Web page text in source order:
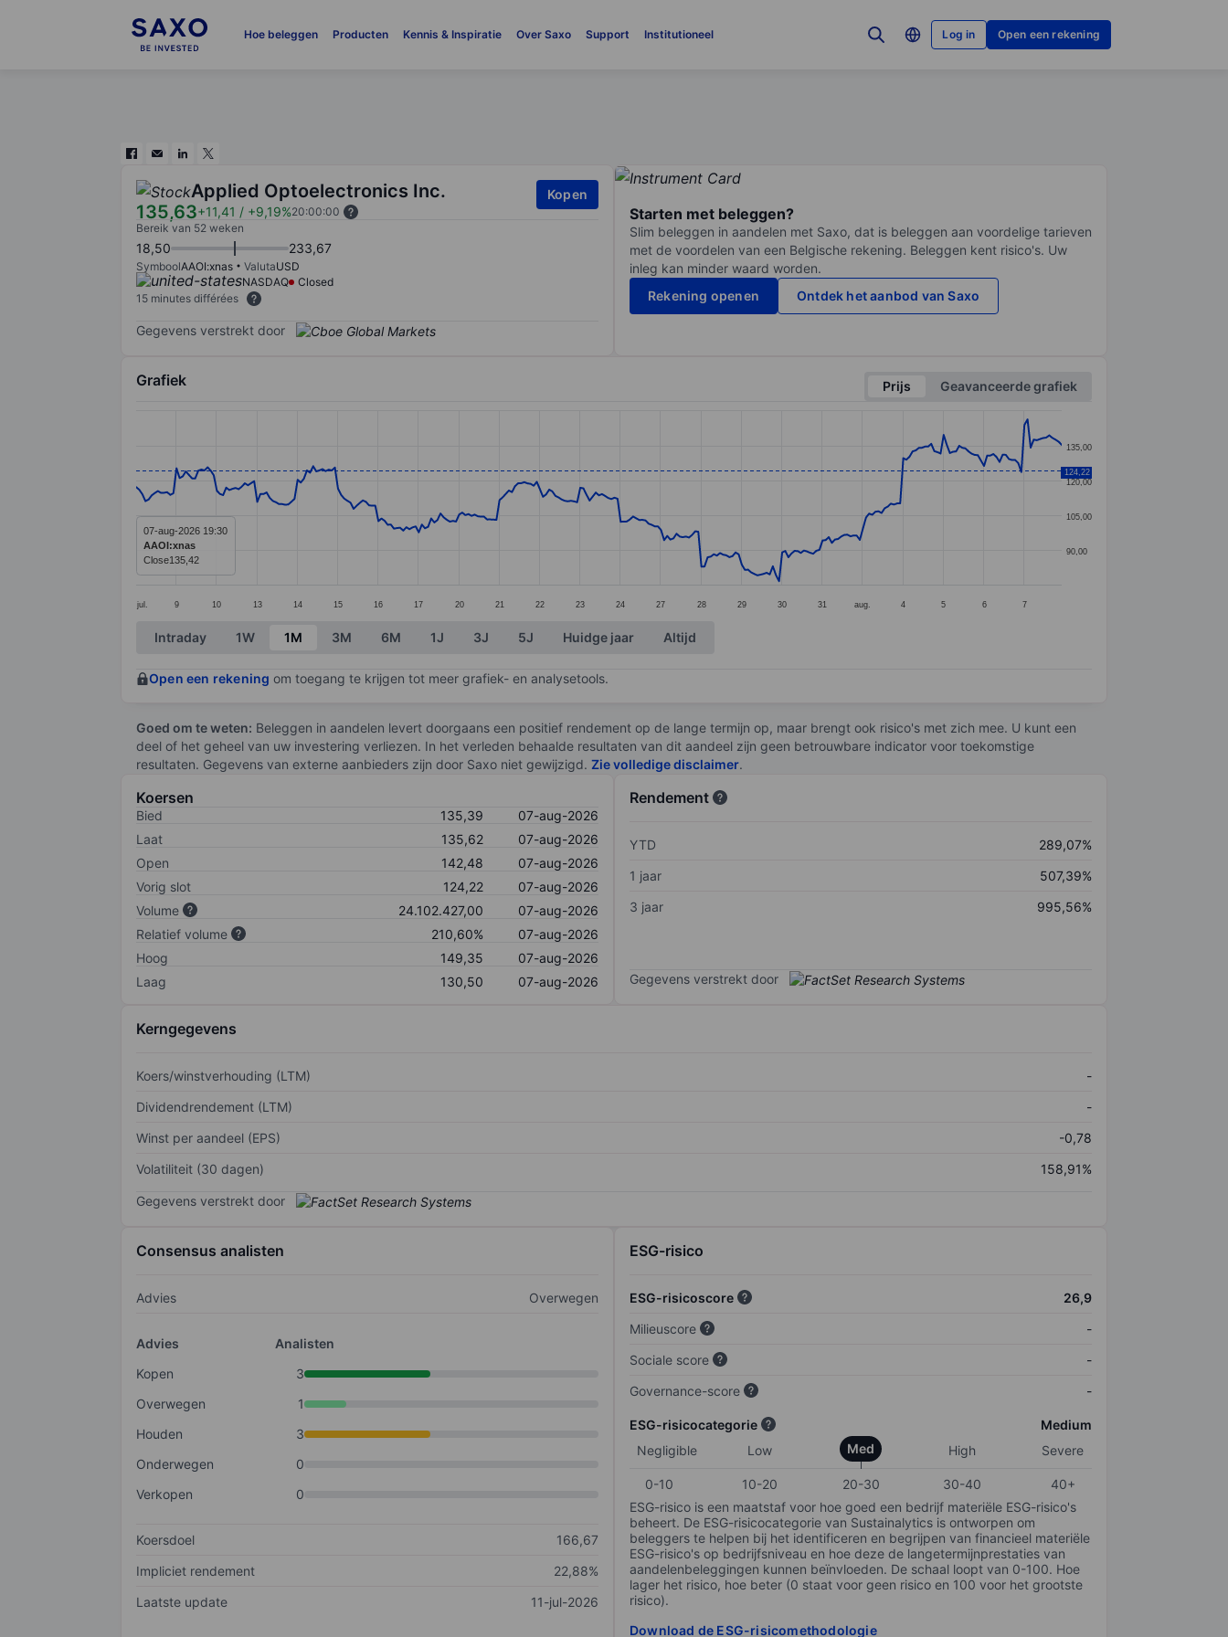
Hoe beleggen Producten Kennis & Inspiratie Over Saxo Support Institutioneel Log in Open een rekening
Applied Optoelectronics Inc.
135,63+11,41 / +9,19%20:00:00
Kopen
Bereik van 52 weken
18,50 233,67
SymboolAAOI:xnas ValutaUSD
NASDAQ
Closed
15 minutes différées
Gegevens verstrekt door
Starten met beleggen?
Slim beleggen in aandelen met Saxo, dat is beleggen aan voordelige tarieven
met de voordelen van een Belgische rekening. Beleggen kent risico's. Uw
inleg kan minder waard worden.
Rekening openen
Ontdek het aanbod van Saxo
Grafiek Prijs
Geavanceerde grafiek
The chart has 1 X axis displaying categories.
The chart has 1 Y axis displaying values. Data ranges from 76.51 to 146.39.
jul. 9 10 13 14 15 16 17 20 21 22 23 24 27 28 29 30 31 aug. 4 5 6 7
90,00
105,00
120,00
135,00
124,22
07-aug-2026 19:30
AAOI:xnas
Close135,42
End of interactive chart.
Intraday 1W 1M 3M 6M 1J 3J 5J Huidge jaar Altijd
Open een rekening om toegang te krijgen tot meer grafiek- en analysetools.
Goed om te weten: Beleggen in aandelen levert doorgaans een positief rendement op de lange termijn op, maar brengt ook risico's met zich mee. U kunt een
deel of het geheel van uw investering verliezen. In het verleden behaalde resultaten van dit aandeel zijn geen betrouwbare indicator voor toekomstige
resultaten. Gegevens van externe aanbieders zijn door Saxo niet gewijzigd. Zie volledige disclaimer.
Koersen
Bied 135,39
07-aug-2026
Laat
135,62
07-aug-2026
Open
142,48
07-aug-2026
Vorig slot
124,22
07-aug-2026
Volume
24.102.427,00
07-aug-2026
Relatief volume
210,60%
07-aug-2026
Hoog
149,35
07-aug-2026
Laag
130,50 07-aug-2026
Rendement
YTD
289,07%
1 jaar
507,39%
3 jaar
995,56%
Gegevens verstrekt door
Kerngegevens
Koers/winstverhouding (LTM)
-
Dividendrendement (LTM)
-
Winst per aandeel (EPS)
-0,78
Volatiliteit (30 dagen)
158,91%
Gegevens verstrekt door
Consensus analisten
Advies Overwegen
Advies
Analisten
Kopen
3
Overwegen
1
Houden
3
Onderwegen
0
Verkopen
0
Koersdoel
166,67
Impliciet rendement
22,88%
Laatste update
11-jul-2026
ESG-risico
ESG-risicoscore
26,9
Milieuscore
-
Sociale score
-
Governance-score
-
ESG-risicocategorie
Medium
Negligible
Low Med High Severe
0-10 10-20 20-30 30-40
40+
ESG-risico is een maatstaf voor hoe goed een bedrijf materiële ESG-risico's
beheert. De ESG-risicocategorie van Sustainalytics is ontworpen om
beleggers te helpen bij het identificeren en begrijpen van financieel materiële
ESG-risico's op bedrijfsniveau en hoe deze de langetermijnprestaties van
aandelenbeleggingen kunnen beïnvloeden. De schaal loopt van 0-100. Hoe
lager het risico, hoe beter (0 staat voor geen risico en 100 voor het grootste
risico).
Download de ESG-risicomethodologie